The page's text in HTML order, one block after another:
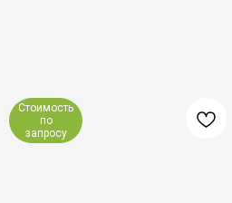
Стоимость
по
запросу